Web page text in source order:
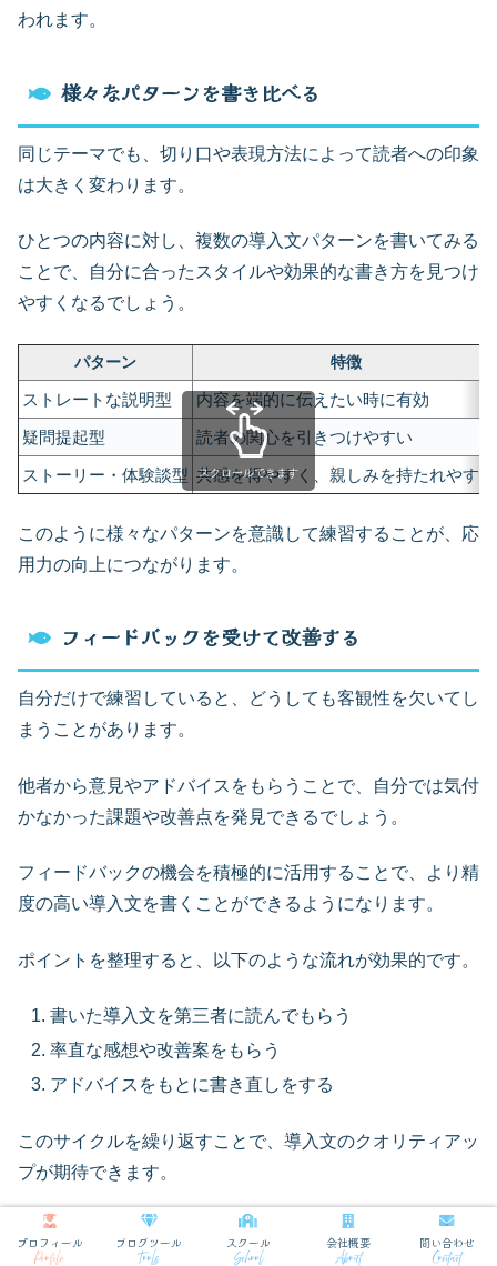
われます。
様々なパターンを書き比べる
同じテーマでも、切り口や表現方法によって読者への印象
は大きく変わります。
ひとつの内容に対し、複数の導入文パターンを書いてみる
ことで、自分に合ったスタイルや効果的な書き方を見つけ
やすくなるでしょう。
パターン 特徴
ストレートな説明型
内容を端的に伝えたい時に有効
疑問提起型
読者の関心を引きつけやすい
ストーリー・体験談型 共感を得やすく、親しみを持たれやすい
スクロールできます
このように様々なパターンを意識して練習することが、応
用力の向上につながります。
フィードバックを受けて改善する
自分だけで練習していると、どうしても客観性を欠いてし
まうことがあります。
他者から意見やアドバイスをもらうことで、自分では気付
かなかった課題や改善点を発見できるでしょう。
フィードバックの機会を積極的に活用することで、より精
度の高い導入文を書くことができるようになります。
ポイントを整理すると、以下のような流れが効果的です。
書いた導入文を第三者に読んでもらう
率直な感想や改善案をもらう
アドバイスをもとに書き直しをする
このサイクルを繰り返すことで、導入文のクオリティアッ
プが期待できます。
プロフィール
Profile
ブログツール
Tools
スクール
School
会社概要
About
問い合わせ
Contact